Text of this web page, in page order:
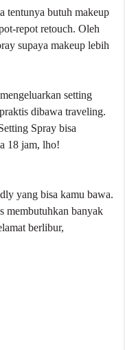
tentunya butuh makeup
repot retouch. Oleh
supaya makeup lebih
setting
dibawa traveling.
Spray bisa
18 jam, lho!
yang bisa kamu bawa.
membutuhkan banyak
berlibur,